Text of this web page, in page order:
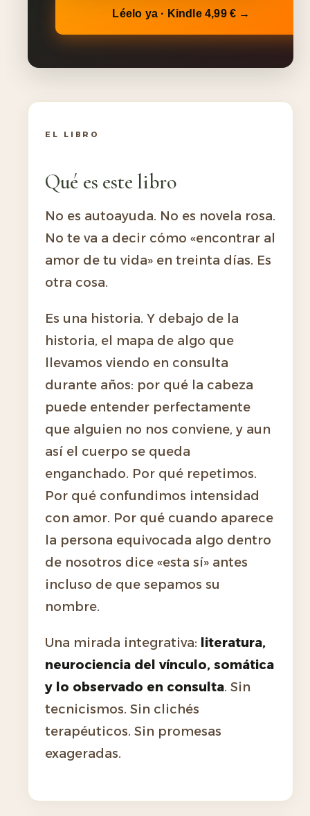
Léelo ya · Kindle 4,99 € →
EL LIBRO
Qué es este libro
No es autoayuda. No es novela rosa.
No te va a decir cómo «encontrar al
amor de tu vida» en treinta días. Es
otra cosa.
Es una historia. Y debajo de la
historia, el mapa de algo que
llevamos viendo en consulta
durante años: por qué la cabeza
puede entender perfectamente
que alguien no nos conviene, y aun
así el cuerpo se queda
enganchado. Por qué repetimos.
Por qué confundimos intensidad
con amor. Por qué cuando aparece
la persona equivocada algo dentro
de nosotros dice «esta sí» antes
incluso de que sepamos su
nombre.
Una mirada integrativa: literatura,
neurociencia del vínculo, somática
y lo observado en consulta. Sin
tecnicismos. Sin clichés
terapéuticos. Sin promesas
exageradas.